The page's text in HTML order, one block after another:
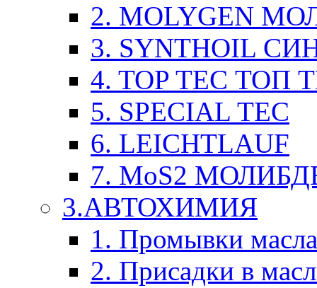
2. MOLYGEN
3. SYNTHOIL
4. TOP TEC ТОП
5. SPECIAL TEC
6. LEICHTLAUF
7. MoS2
3.АВТОХИМИЯ
1. Промывки масла
2. Присадки в